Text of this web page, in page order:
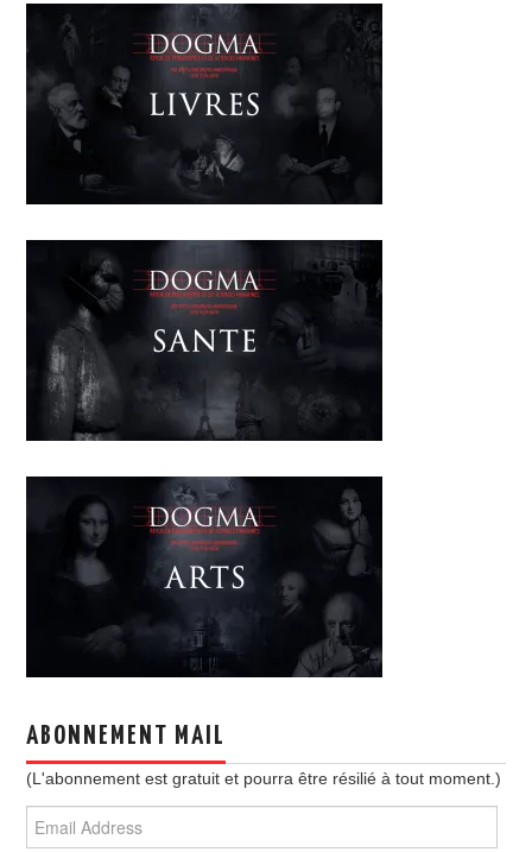
ABONNEMENT MAIL
(L'abonnement est gratuit et pourra être résilié à tout moment.)
Email
Address